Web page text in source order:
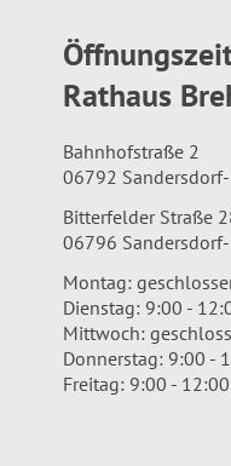
Rathaus
Bahnhofstraße 2
06792
Bitterfelder Straße
06796 Sandersdorf-
Montag:
Dienstag: 9:00 -
Mittwoch:
Donnerstag: 9:00 -
Freitag: 9:00 -